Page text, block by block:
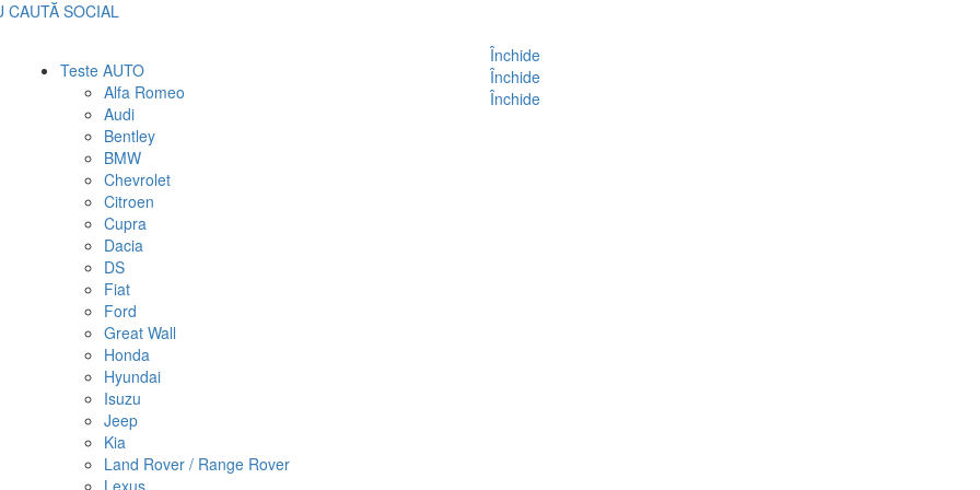
CAUTĂ SOCIAL
Închide
Teste AUTO
Alfa Romeo
Audi
Bentley
BMW
Chevrolet
Citroen
Cupra
Dacia
DS
Fiat
Ford
Great Wall
Honda
Hyundai
Isuzu
Jeep
Kia
Land Rover / Range Rover
Lexus
Închide
Închide